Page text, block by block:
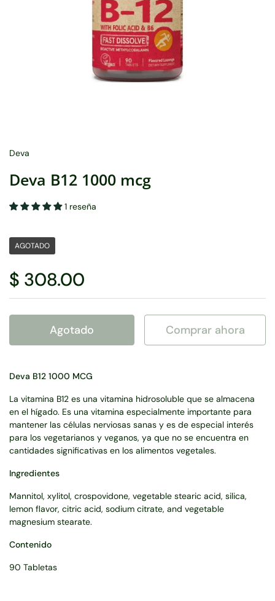
Deva
Deva B12 1000 mcg
1 reseña
AGOTADO
$ 308.00
Agotado Comprar ahora
Deva B12 1000 MCG
La vitamina B12 es una vitamina hidrosoluble que se almacena
en el hígado. Es una vitamina especialmente importante para
mantener las células nerviosas sanas y es de especial interés
para los vegetarianos y veganos, ya que no se encuentra en
cantidades significativas en los alimentos vegetales.
Ingredientes
Mannitol, xylitol, crospovidone, vegetable stearic acid, silica,
lemon flavor, citric acid, sodium citrate, and vegetable
magnesium stearate.
Contenido
90 Tabletas